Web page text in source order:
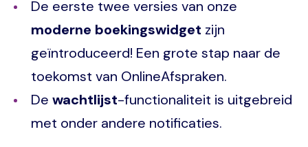
De eerste twee versies van onze
moderne boekingswidget zijn
geïntroduceerd! Een grote stap naar de
toekomst van OnlineAfspraken.
De wachtlijst-functionaliteit is uitgebreid
met onder andere notificaties.